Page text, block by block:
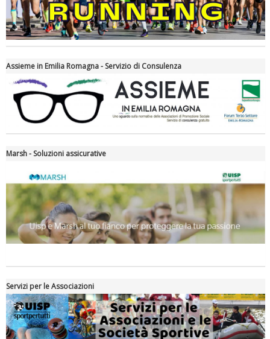
Tiziano Pesce nel Cda di Fondazione Terzjus: prima riunione a
Roma
Assieme in Emilia Romagna - Servizio di Consulenza
Marsh - Soluzioni assicurative
Servizi per le Associazioni